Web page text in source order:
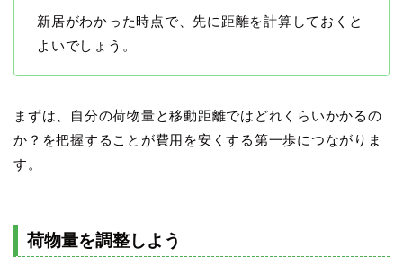
新居がわかった時点で、先に距離を計算しておくと
よいでしょう。
まずは、自分の荷物量と移動距離ではどれくらいかかるの
か？を把握することが費用を安くする第一歩につながりま
す。
荷物量を調整しよう